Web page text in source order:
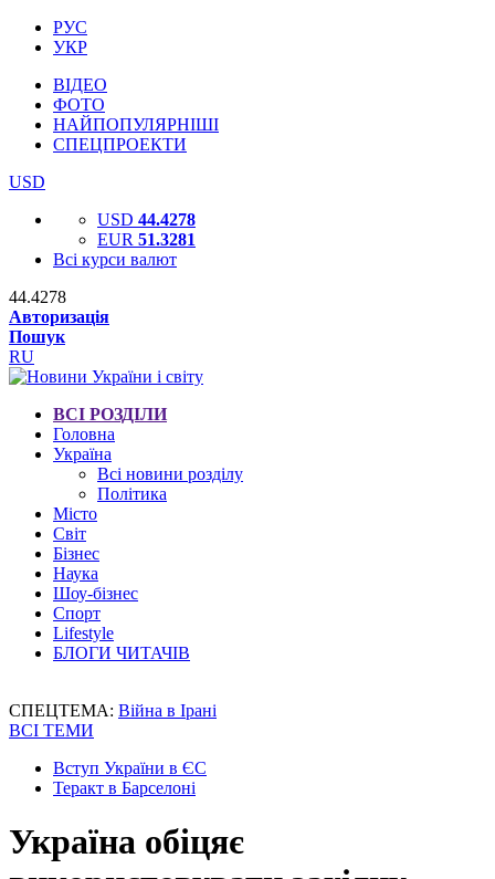
РУС
УКР
ВІДЕО
ФОТО
НАЙПОПУЛЯРНІШІ
СПЕЦПРОЕКТИ
USD
USD 44.4278
EUR 51.3281
Всі курси валют
44.4278
Авторизація
Пошук
RU
ВСІ РОЗДІЛИ
Головна
Україна
Всі новини розділу
Політика
Місто
Світ
Бізнес
Наука
Шоу-бізнес
Спорт
Lifestyle
БЛОГИ ЧИТАЧІВ
СПЕЦТЕМА: Війна в Ірані
ВСІ ТЕМИ
Вступ України в ЄС
Теракт в Барселоні
Україна обіцяє